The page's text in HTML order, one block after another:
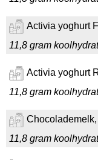
Activia yoghurt
11,8 gram
Activia yoghurt
11,8 gram
11,8 gram